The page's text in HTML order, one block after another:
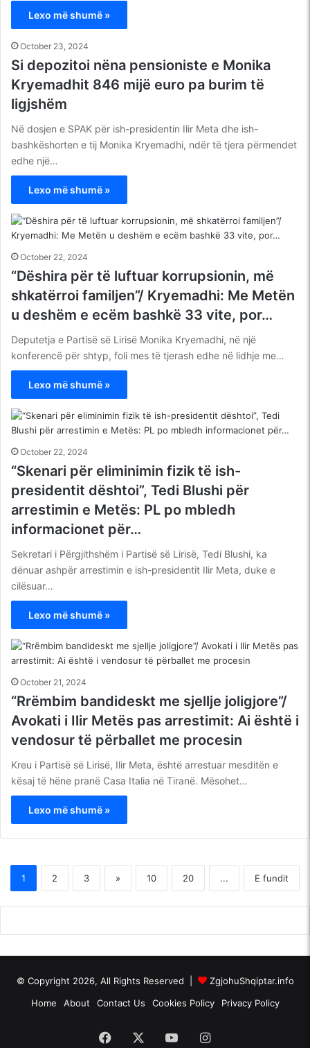
Lexo më shumë »
October 23, 2024
Si depozitoi nëna pensioniste e Monika
Kryemadhit 846 mijë euro pa burim të
ligjshëm
Në dosjen e SPAK për ish-presidentin Ilir Meta dhe ish-
bashkëshorten e tij Monika Kryemadhi, ndër të tjera përmendet
edhe një…
Lexo më shumë »
October 22, 2024
“Dëshira për të luftuar korrupsionin, më
shkatërroi familjen”/ Kryemadhi: Me Metën
u deshëm e ecëm bashkë 33 vite, por…
Deputetja e Partisë së Lirisë Monika Kryemadhi, në një
konferencë për shtyp, foli mes të tjerash edhe në lidhje me…
Lexo më shumë »
October 22, 2024
“Skenari për eliminimin fizik të ish-
presidentit dështoi”, Tedi Blushi për
arrestimin e Metës: PL po mbledh
informacionet për…
Sekretari i Përgjithshëm i Partisë së Lirisë, Tedi Blushi, ka
dënuar ashpër arrestimin e ish-presidentit Ilir Meta, duke e
cilësuar…
Lexo më shumë »
October 21, 2024
“Rrëmbim bandideskt me sjellje joligjore”/
Avokati i Ilir Metës pas arrestimit: Ai është i
vendosur të përballet me procesin
Kreu i Partisë së Lirisë, Ilir Meta, është arrestuar mesditën e
kësaj të hëne pranë Casa Italia në Tiranë. Mësohet…
Lexo më shumë »
1 2 3 » 10 20 ... E fundit
© Copyright 2026, All Rights Reserved |
ZgjohuShqiptar.info
Home
About Contact Us Cookies Policy Privacy Policy
Facebook YouTubeInstagram